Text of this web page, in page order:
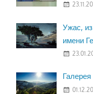
Ужас,
имени